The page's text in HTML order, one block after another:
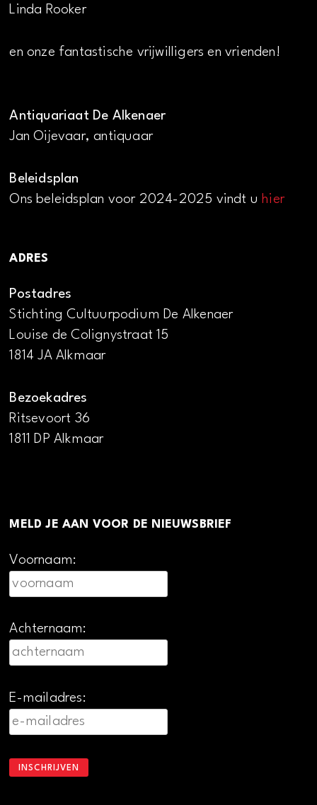
Linda Rooker
en onze fantastische vrijwilligers en vrienden!
Antiquariaat De Alkenaer
Jan Oijevaar, antiquaar
Beleidsplan
Ons beleidsplan voor 2024-2025 vindt uhier
ADRES
Postadres
Stichting Cultuurpodium De Alkenaer
Louise de Colignystraat 15
1814 JA Alkmaar
Bezoekadres
Ritsevoort 36
1811 DP Alkmaar
MELD JE AAN VOOR DE NIEUWSBRIEF
Voornaam:
Achternaam:
E-mailadres: